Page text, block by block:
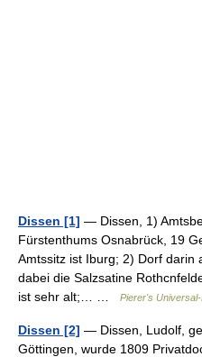
Dissen [1] — Dissen, 1)
Fürstenthums Osnabrück, 19
Amtssitz ist Iburg; 2) Dorf darin
dabei die Salzsatine
ist sehr alt;… …
Pierer's
Dissen [2] — Dissen, Ludolf,
Göttingen, wurde 1809